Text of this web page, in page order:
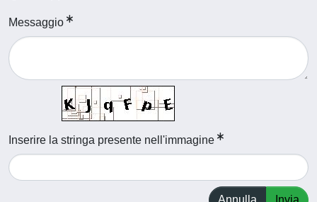
Messaggio
Inserire la stringa presente nell'immagine
Annulla Invia